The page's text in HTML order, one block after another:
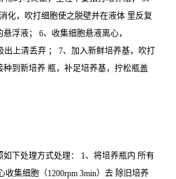
化，吹打细胞使之脱壁并在液体 里反复
浮液； 6、收集细胞悬液离心，
出上清丢弃 ； 7、加入新鲜培养基，吹打
到新培养 瓶，补足培养基，拧松瓶盖
下处理方式处理： 1、将培养瓶内 所有
集细胞（1200rpm 3min）去 除旧培养